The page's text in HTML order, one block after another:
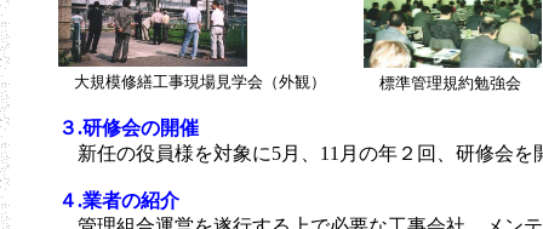
大規模修繕工事現場見学会（外観） 標準管理規約勉強会
３.研修会の開催
新任の役員様を対象に5月、11月の年２回、研修会を
４.業者の紹介